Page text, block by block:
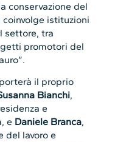
conservazione del
coinvolge istituzioni
settore, tra
promotori del
porterà il proprio
Bianchi,
e
e Daniele Branca,
del lavoro e